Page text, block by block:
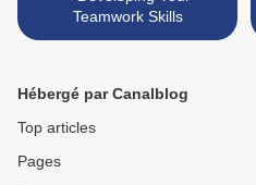
Teamwork Skills
Hébergé par Canalblog
Top articles
Pages